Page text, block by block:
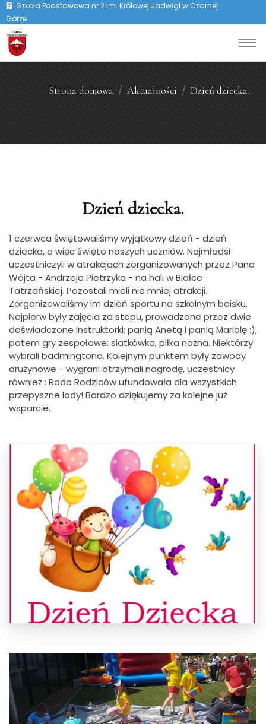
Szkoła Podstawowa nr 2 im. Królowej Jadwigi w Czarnej
Górze
Strona domowa Aktualności Dzień dziecka.
Dzień dziecka.
1 czerwca świętowaliśmy wyjątkowy dzień - dzień
dziecka, a więc święto naszych uczniów. Najmłodsi
uczestniczyli w atrakcjach zorganizowanych przez Pana
Wójta - Andrzeja Pietrzyka - na hali w Białce
Tatrzańskiej. Pozostali mieli nie mniej atrakcji.
Zorganizowaliśmy im dzień sportu na szkolnym boisku.
Najpierw były zajęcia za stepu, prowadzone przez dwie
doświadczone instruktorki: panią Anetą i panią Mariolę :),
potem gry zespołowe: siatkówka, piłka nożna. Niektórzy
wybrali badmingtona. Kolejnym punktem były zawody
drużynowe - wygrani otrzymali nagrodę, uczestnicy
również : Rada Rodziców ufundowała dla wszystkich
przepyszne lody! Bardzo dziękujemy za kolejne już
wsparcie.